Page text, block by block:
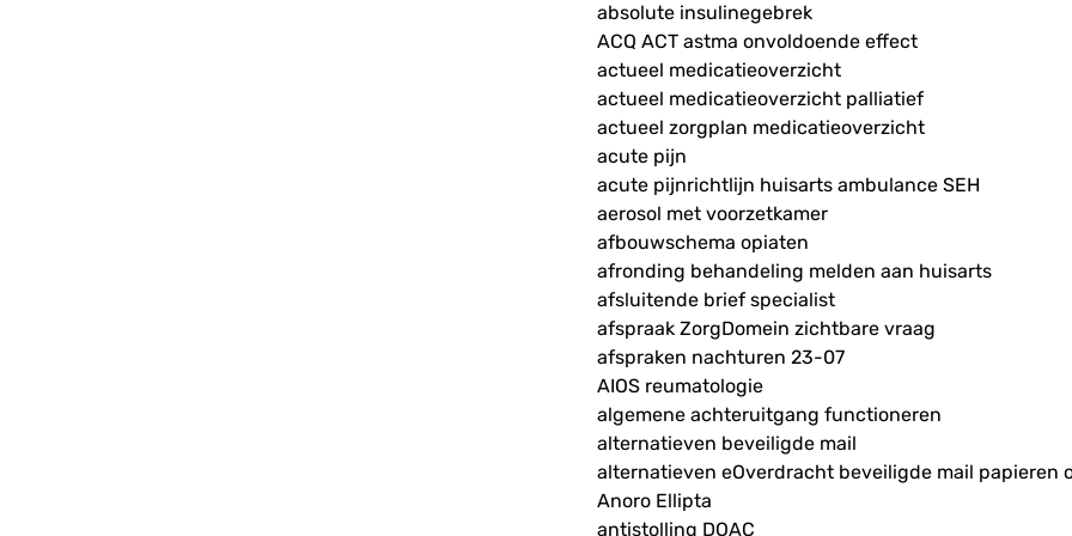
absolute insulinegebrek
ACQ ACT astma onvoldoende effect
actueel medicatieoverzicht
actueel medicatieoverzicht palliatief
actueel zorgplan medicatieoverzicht
acute pijn
acute pijnrichtlijn huisarts ambulance SEH
aerosol met voorzetkamer
afbouwschema opiaten
afronding behandeling melden aan huisarts
afsluitende brief specialist
afspraak ZorgDomein zichtbare vraag
afspraken nachturen 23-07
AIOS reumatologie
algemene achteruitgang functioneren
alternatieven beveiligde mail
alternatieven eOverdracht beveiligde mail papieren
Anoro Ellipta
antistolling DOAC